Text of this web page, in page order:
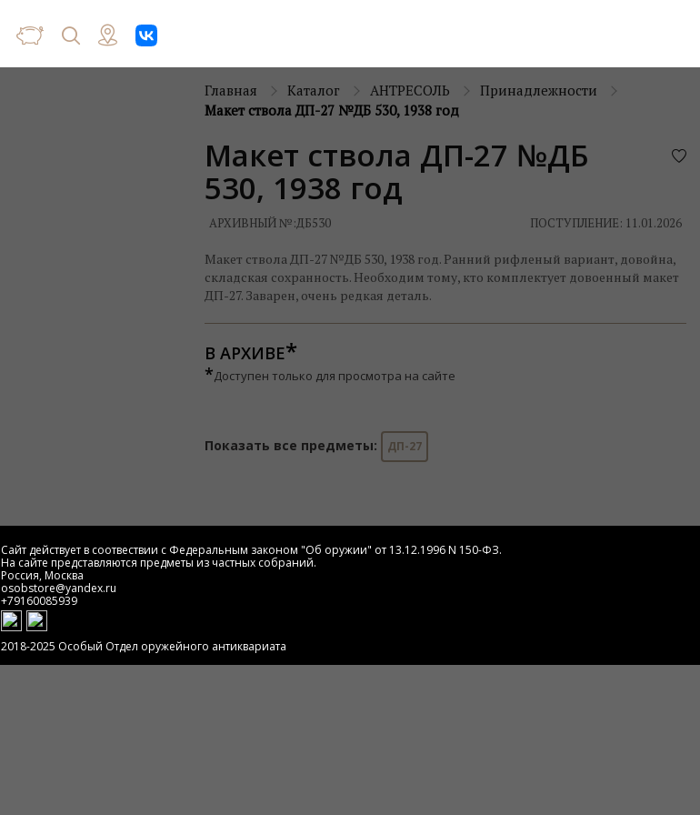
Главная Каталог АНТРЕСОЛЬ
Принадлежности
Макет ствола ДП-27 №ДБ 530, 1938 год
Макет ствола ДП-27 №ДБ
530, 1938 год
АРХИВНЫЙ №:ДБ530 ПОСТУПЛЕНИЕ: 11.01.2026
Макет ствола ДП-27 №ДБ 530, 1938 год. Ранний рифленый вариант, довойна,
складская сохранность. Необходим тому, кто комплектует довоенный макет
ДП-27. Заварен, очень редкая деталь.
В АРХИВЕ
*Доступен только для просмотра на сайте
Показать все предметы: ДП-27
Сайт действует в соотвествии с Федеральным законом "Об оружии" от 13.12.1996 N 150-ФЗ.
На сайте представляются предметы из частных собраний.
Россия, Москва
osobstore@yandex.ru
+79160085939
2018-2025 Особый Отдел оружейного антиквариата